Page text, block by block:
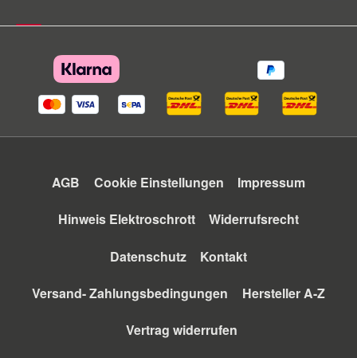
AGB Cookie Einstellungen Impressum
Hinweis Elektroschrott Widerrufsrecht
Datenschutz Kontakt
Versand- Zahlungsbedingungen Hersteller A-Z
Vertrag widerrufen